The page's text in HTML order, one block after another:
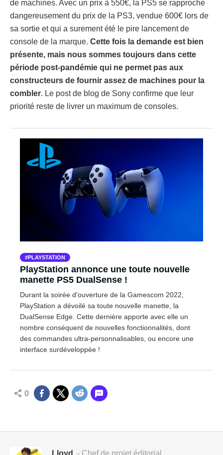
de machines. Avec un prix à 550€, la PS5 se rapproche
dangereusement du prix de la PS3, vendue 600€ lors de
sa sortie et qui a surement été le pire lancement de
console de la marque. Cette fois la demande est bien
présente, mais nous sommes toujours dans cette
période post-pandémie qui ne permet pas aux
constructeurs de fournir assez de machines pour la
combler. Le post de blog de Sony confirme que leur
priorité reste de livrer un maximum de consoles.
PLAYSTATION
PlayStation annonce une toute nouvelle
manette PS5 DualSense !
Durant la soirée d'ouverture de la Gamescom 2022,
PlayStation a dévoilé sa toute nouvelle manette, la
DualSense Edge. Cette dernière apporte avec elle un
nombre conséquent de nouvelles fonctionnalités, dont
des commandes ultra-personnalisables, ou encore une
interface surdéveloppée !
0
Lloyd - Chef de projet éditorial